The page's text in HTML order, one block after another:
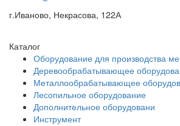
г.Иваново, Некрасова, 122А
Каталог
Оборудование для производства
Деревообрабатывающее
Металлообрабатывающее
Лесопильное оборудование
Дополнительное оборудовани
Инструмент